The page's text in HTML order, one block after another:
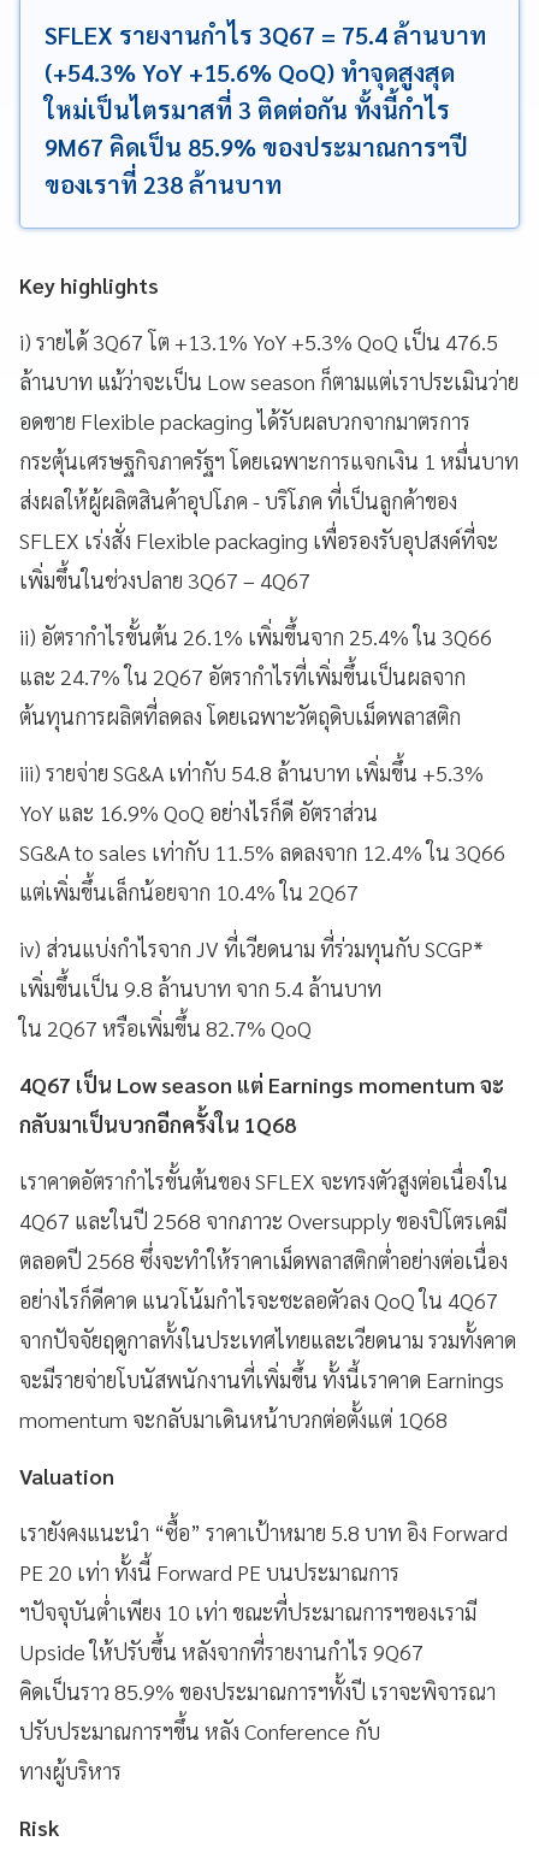
SFLEX รายงานกำไร 3Q67 = 75.4 ล้านบาท
(+54.3% YoY +15.6% QoQ) ทำจุดสูงสุด
ใหม่เป็นไตรมาสที่ 3 ติดต่อกัน ทั้งนี้กำไร
9M67 คิดเป็น 85.9% ของประมาณการฯปี
ของเราที่ 238 ล้านบาท
Key highlights
i) รายได้ 3Q67 โต +13.1% YoY +5.3% QoQ เป็น 476.5
ล้านบาท แม้ว่าจะเป็น Low season ก็ตามแต่เราประเมินว่าย
อดขาย Flexible packaging ได้รับผลบวกจากมาตรการ
กระตุ้นเศรษฐกิจภาครัฐฯ โดยเฉพาะการแจกเงิน 1 หมื่นบาท
ส่งผลให้ผู้ผลิตสินค้าอุปโภค - บริโภค ที่เป็นลูกค้าของ
SFLEX เร่งสั่ง Flexible packaging เพื่อรองรับอุปสงค์ที่จะ
เพิ่มขึ้นในช่วงปลาย 3Q67 – 4Q67
ii) อัตรากำไรขั้นต้น 26.1% เพิ่มขึ้นจาก 25.4% ใน 3Q66
และ 24.7% ใน 2Q67 อัตรากำไรที่เพิ่มขึ้นเป็นผลจาก
ต้นทุนการผลิตที่ลดลง โดยเฉพาะวัตถุดิบเม็ดพลาสติก
iii) รายจ่าย SG&A เท่ากับ 54.8 ล้านบาท เพิ่มขึ้น +5.3%
YoY และ 16.9% QoQ อย่างไรก็ดี อัตราส่วน
SG&A to sales เท่ากับ 11.5% ลดลงจาก 12.4% ใน 3Q66
แต่เพิ่มขึ้นเล็กน้อยจาก 10.4% ใน 2Q67
iv) ส่วนแบ่งกำไรจาก JV ที่เวียดนาม ที่ร่วมทุนกับ SCGP*
เพิ่มขึ้นเป็น 9.8 ล้านบาท จาก 5.4 ล้านบาท
ใน 2Q67 หรือเพิ่มขึ้น 82.7% QoQ
4Q67 เป็น Low season แต่ Earnings momentum จะ
กลับมาเป็นบวกอีกครั้งใน 1Q68
เราคาดอัตรากำไรขั้นต้นของ SFLEX จะทรงตัวสูงต่อเนื่องใน
4Q67 และในปี 2568 จากภาวะ Oversupply ของปิโตรเคมี
ตลอดปี 2568 ซึ่งจะทำให้ราคาเม็ดพลาสติกต่ำอย่างต่อเนื่อง
อย่างไรก็ดีคาด แนวโน้มกำไรจะชะลอตัวลง QoQ ใน 4Q67
จากปัจจัยฤดูกาลทั้งในประเทศไทยและเวียดนาม รวมทั้งคาด
จะมีรายจ่ายโบนัสพนักงานที่เพิ่มขึ้น ทั้งนี้เราคาด Earnings
momentum จะกลับมาเดินหน้าบวกต่อตั้งแต่ 1Q68
Valuation
เรายังคงแนะนำ “ซื้อ” ราคาเป้าหมาย 5.8 บาท อิง Forward
PE 20 เท่า ทั้งนี้ Forward PE บนประมาณการ
ฯปัจจุบันต่ำเพียง 10 เท่า ขณะที่ประมาณการฯของเรามี
Upside ให้ปรับขึ้น หลังจากที่รายงานกำไร 9Q67
คิดเป็นราว 85.9% ของประมาณการฯทั้งปี เราจะพิจารณา
ปรับประมาณการฯขึ้น หลัง Conference กับ
ทางผู้บริหาร
Risk